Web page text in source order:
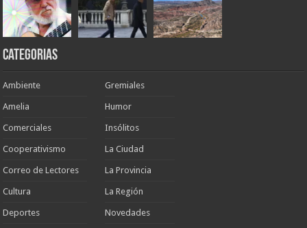
Categorias
Ambiente
Amelia
Comerciales
Cooperativismo
Correo de Lectores
Cultura
Deportes
Gremiales
Humor
Insólitos
La Ciudad
La Provincia
La Región
Novedades